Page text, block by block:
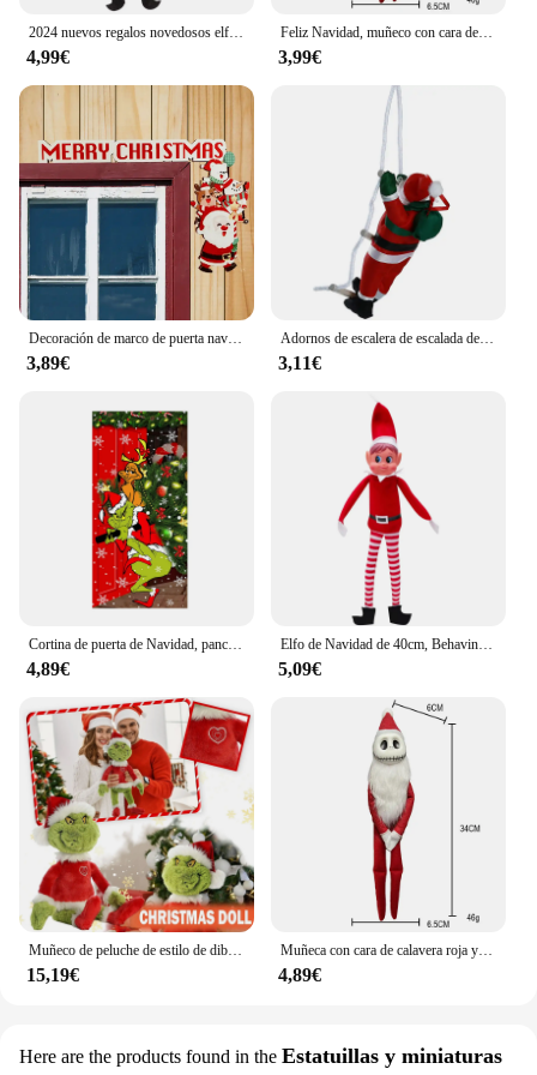
2024 nuevos regalos novedosos elfo de Navidad decoración del hogar muñeca Navida mesa de Navidad árbol de Navidad adornos de Navidad juguete de peluche
4,99€
Feliz Navidad, muñeco con cara de calavera roja y verde, figura de película Jack, decoración del hogar para vacaciones, regalos para niños de Feliz Año Nuevo, muñeco de elfo fantasma
3,99€
Decoración de marco de puerta navideña, adornos navideños de madera de Papá Noel, adorno de marco de puerta de Feliz Año Nuevo 2024, decoración navideña de madera
3,89€
Adornos de escalera de escalada de Papá Noel, colgante de cuerda, árbol de Navidad, decoración de Feliz Navidad, 2024
3,11€
Cortina de puerta de Navidad, pancarta de foto al aire libre, decoración de fondo de Papá Noel y cachorro, tela colgante, adorno de Festival, regalos
4,89€
Elfo de Navidad de 40cm, Behavin Badly, juguete de peluche, novedad, elfo de niño travieso largo y flexible en el estante, muñeco de elfos, adorno para el hogar
5,09€
Muñeco de peluche de estilo de dibujos animados para niños, muñeco de trapo para decoración de Festival, regalo de Navidad, 2024
15,19€
Muñeca con cara de calavera roja y verde, decoración de feliz Halloween, regalo de día, Feliz Navidad, decoración de fiesta en el hogar, muñeco fantasma de Feliz Año Nuevo, 2024
4,89€
Here are the products found in the Estatuillas y miniaturas